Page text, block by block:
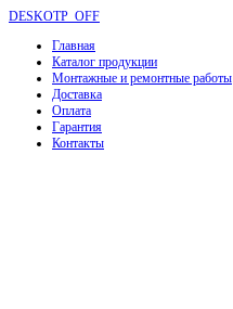
DESKOTP_OFF
Главная
Каталог продукции
Монтажные и ремонтные работы
Доставка
Оплата
Гарантия
Контакты